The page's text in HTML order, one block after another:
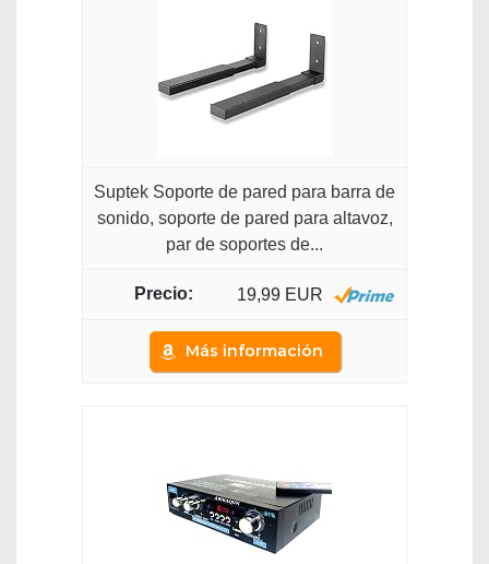
Suptek Soporte de pared para barra de
sonido, soporte de pared para altavoz,
par de soportes de...
19,99 EUR
Más información